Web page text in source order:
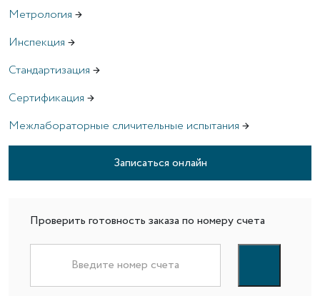
Метрология →
Инспекция →
Стандартизация →
Сертификация →
Межлабораторные сличительные испытания →
Записаться онлайн
Проверить готовность заказа по номеру счета